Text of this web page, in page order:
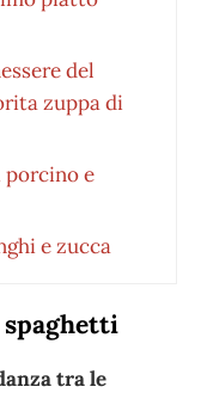
del
zuppa di
porcino e
e zucca
tra le